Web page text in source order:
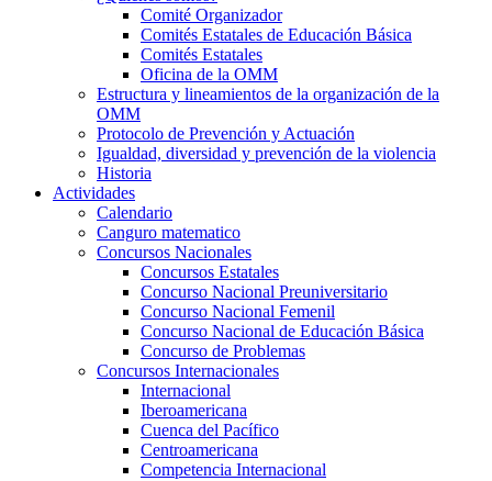
Comité Organizador
Comités Estatales de Educación Básica
Comités Estatales
Oficina de la OMM
Estructura y lineamientos de la organización de la
OMM
Protocolo de Prevención y Actuación
Igualdad, diversidad y prevención de la violencia
Historia
Actividades
Calendario
Canguro matematico
Concursos Nacionales
Concursos Estatales
Concurso Nacional Preuniversitario
Concurso Nacional Femenil
Concurso Nacional de Educación Básica
Concurso de Problemas
Concursos Internacionales
Internacional
Iberoamericana
Cuenca del Pacífico
Centroamericana
Competencia Internacional